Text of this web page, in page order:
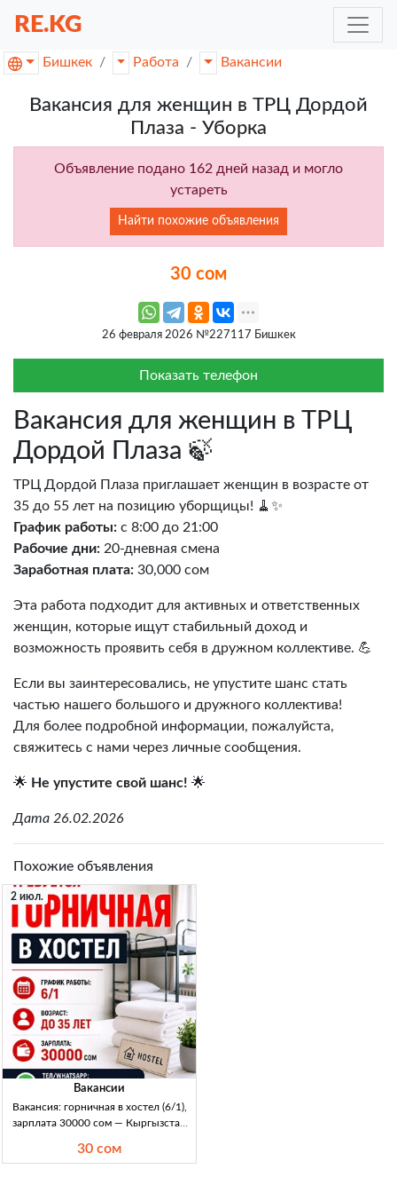
RE.KG
Бишкек Работа Вакансии
Вакансия для женщин в ТРЦ Дордой
Плаза - Уборка
Объявление подано 162 дней назад и могло
устареть
Найти похожие объявления
30 сом
26 февраля 2026 №227117 Бишкек
Показать телефон
Вакансия для женщин в ТРЦ
Дордой Плаза 🍃
ТРЦ Дордой Плаза приглашает женщин в возрасте от
35 до 55 лет на позицию уборщицы! 🧹✨
График работы: с 8:00 до 21:00
Рабочие дни: 20-дневная смена
Заработная плата: 30,000 сом
Эта работа подходит для активных и ответственных
женщин, которые ищут стабильный доход и
возможность проявить себя в дружном коллективе. 💪
Если вы заинтересовались, не упустите шанс стать
частью нашего большого и дружного коллектива!
Для более подробной информации, пожалуйста,
свяжитесь с нами через личные сообщения.
🌟 Не упустите свой шанс! 🌟
Дата 26.02.2026
Похожие объявления
2 июл.
Вакансии
Вакансия: горничная в хостел (6/1),
зарплата 30000 сом — Кыргызстан
Возраст: до 35 лет. З/п: 30000 KGS.
30 сом